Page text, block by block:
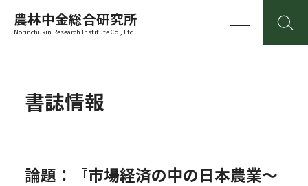
農林中金総合研究所
Norinchukin Research Institute Co., Ltd.
書誌情報
論題：『市場経済の中の日本農業～